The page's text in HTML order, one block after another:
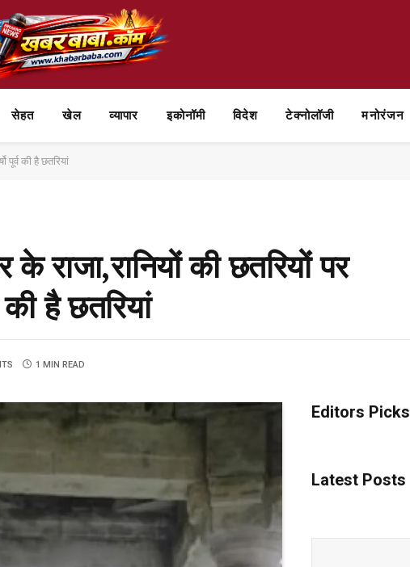
सेहत खेल व्यापार ⁠इकोनॉमी विदेश टेक्नोलॉजी मनोरंजन
पूर्व की है छतरियां
के राजा,रानियों की छतरियों पर
है छतरियां
1 MIN READ
Editors Picks
Latest Posts